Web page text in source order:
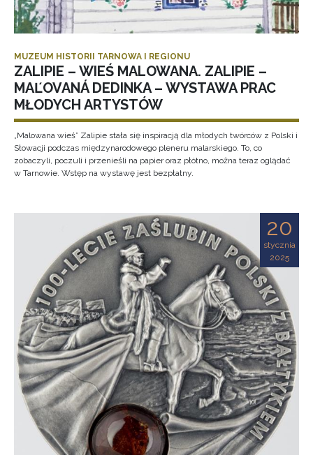
MUZEUM HISTORII TARNOWA I REGIONU
ZALIPIE – WIEŚ MALOWANA. ZALIPIE –
MAĽOVANÁ DEDINKA – WYSTAWA PRAC
MŁODYCH ARTYSTÓW
„Malowana wieś” Zalipie stała się inspiracją dla młodych twórców z Polski i
Słowacji podczas międzynarodowego pleneru malarskiego. To, co
zobaczyli, poczuli i przenieśli na papier oraz płótno, można teraz oglądać
w Tarnowie. Wstęp na wystawę jest bezpłatny.
20
stycznia
2025